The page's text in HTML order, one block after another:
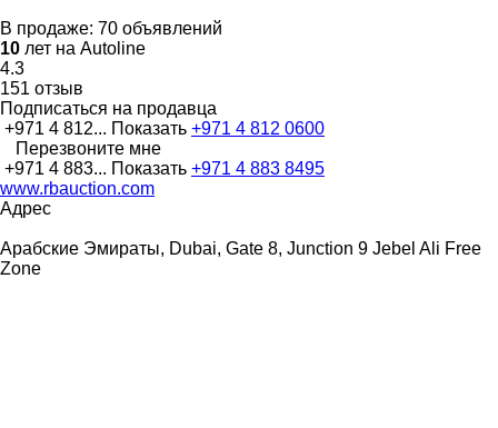
В продаже: 70 объявлений
10 лет на Autoline
4.3
151 отзыв
Подписаться на продавца
+971 4 812... Показать +971 4 812 0600
Перезвоните мне
+971 4 883... Показать +971 4 883 8495
www.rbauction.com
Адрес
Арабские Эмираты, Dubai, Gate 8, Junction 9 Jebel Ali Free
Zone